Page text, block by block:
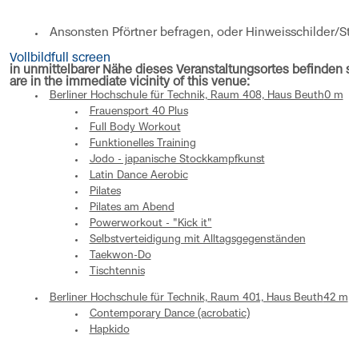
Ansonsten Pförtner befragen, oder Hinweisschilder/
Vollbildfull screen
in unmittelbarer Nähe dieses Veranstaltungsortes befinden
are in the immediate vicinity of this venue:
Berliner Hochschule für Technik, Raum 408, Haus Beuth0 m
Frauensport 40 Plus
Full Body Workout
Funktionelles Training
Jodo - japanische Stockkampfkunst
Latin Dance Aerobic
Pilates
Pilates am Abend
Powerworkout - "Kick it"
Selbstverteidigung mit Alltagsgegenständen
Taekwon-Do
Tischtennis
Berliner Hochschule für Technik, Raum 401, Haus Beuth42 m
Contemporary Dance (acrobatic)
Hapkido